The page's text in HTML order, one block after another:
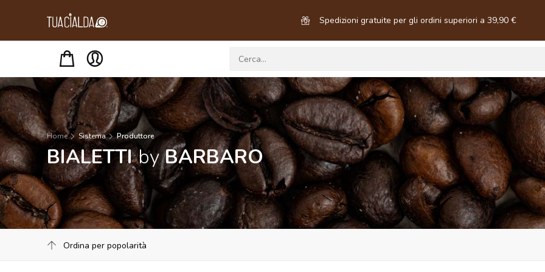
Spedizioni gratuite per gli ordini superiori a 39,90 €
Home Sistema Produttore
BIALETTIbyBARBARO